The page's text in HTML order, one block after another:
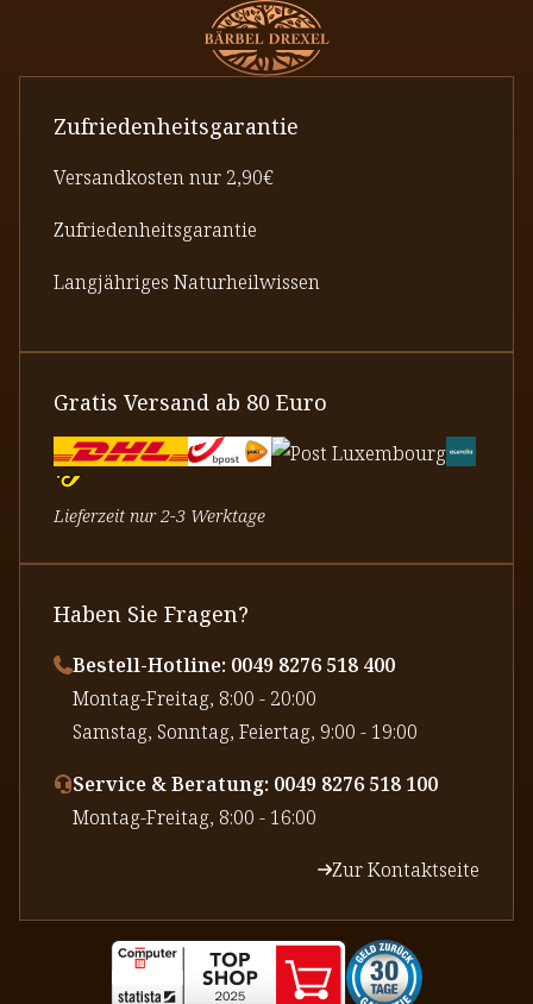
Zufriedenheitsgarantie
Versandkosten nur 2,90€
Zufriedenheitsgarantie
Langjähriges Naturheilwissen
Gratis Versand ab 80 Euro
Lieferzeit nur 2-3 Werktage
Haben Sie Fragen?
Bestell-Hotline: 0049 8276 518 400
⁠Montag-Freitag, 8:00 - 20:00
⁠Samstag, Sonntag, Feiertag, 9:00 - 19:00
Service & Beratung: 0049 8276 518 100
⁠Montag-Freitag, 8:00 - 16:00
Zur Kontaktseite